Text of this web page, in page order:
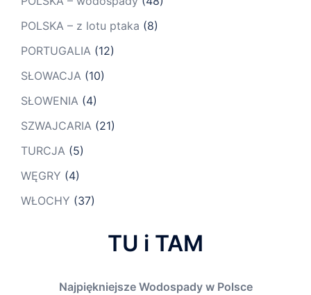
POLSKA – z lotu ptaka (8)
PORTUGALIA (12)
SŁOWACJA (10)
SŁOWENIA (4)
SZWAJCARIA (21)
TURCJA (5)
WĘGRY (4)
WŁOCHY (37)
TU i TAM
Najpiękniejsze Wodospady w Polsce